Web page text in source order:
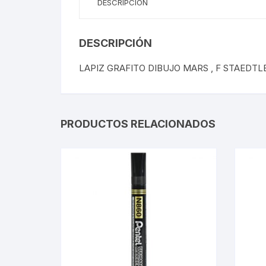
DESCRIPCIÓN
DESCRIPCIÓN
LAPIZ GRAFITO DIBUJO MARS , F
PRODUCTOS RELACIONADOS